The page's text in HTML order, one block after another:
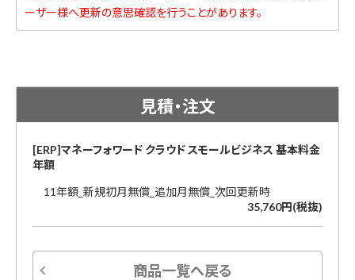
ーザー様へ更新の意思確認を行うことがあります。
見積・注文
[ERP]マネーフォワード クラウド スモールビジネス 基本料金
年額
11年額_新規初月無償_追加月無償_次回更新時
35,760円(税抜)
商品一覧へ戻る